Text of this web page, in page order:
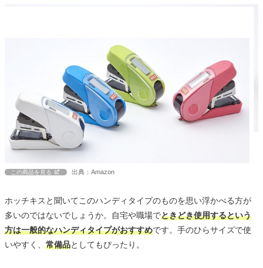
この商品を見る 出典：Amazon
ホッチキスと聞いてこのハンディタイプのものを思い浮かべる方が
多いのではないでしょうか。自宅や職場でときどき使用するという
方は一般的なハンディタイプがおすすめです。手のひらサイズで使
いやすく、 常備品としてもぴったり。